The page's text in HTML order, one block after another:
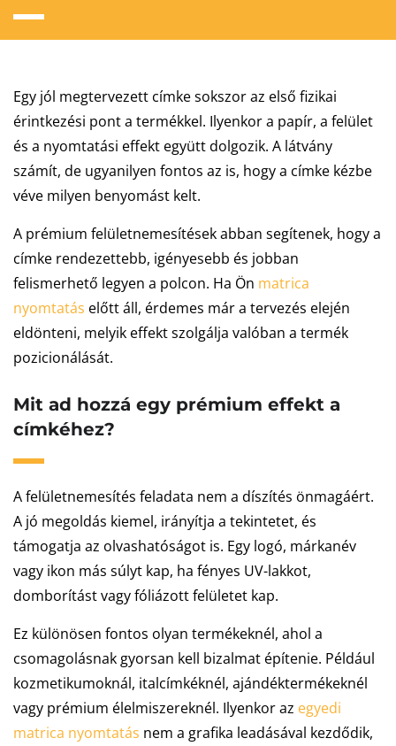
Egy jól megtervezett címke sokszor az első fizikai
érintkezési pont a termékkel. Ilyenkor a papír, a felület
és a nyomtatási effekt együtt dolgozik. A látvány
számít, de ugyanilyen fontos az is, hogy a címke kézbe
véve milyen benyomást kelt.
A prémium felületnemesítések abban segítenek, hogy a
címke rendezettebb, igényesebb és jobban
felismerhető legyen a polcon. Ha Ön matrica
nyomtatás előtt áll, érdemes már a tervezés elején
eldönteni, melyik effekt szolgálja valóban a termék
pozicionálását.
Mit ad hozzá egy prémium effekt a
címkéhez?
A felületnemesítés feladata nem a díszítés önmagáért.
A jó megoldás kiemel, irányítja a tekintetet, és
támogatja az olvashatóságot is. Egy logó, márkanév
vagy ikon más súlyt kap, ha fényes UV-lakkot,
domborítást vagy fóliázott felületet kap.
Ez különösen fontos olyan termékeknél, ahol a
csomagolásnak gyorsan kell bizalmat építenie. Például
kozmetikumoknál, italcímkéknél, ajándéktermékeknél
vagy prémium élelmiszereknél. Ilyenkor az egyedi
matrica nyomtatás nem a grafika leadásával kezdődik,